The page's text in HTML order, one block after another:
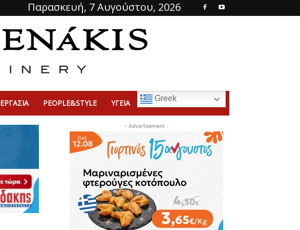
Παρασκευή, 7 Αυγούστου, 2026
ΕΡΓΑΣΙΑ PEOPLE&STYLE ΥΓΕΙΑ Greek
- Advertisement -